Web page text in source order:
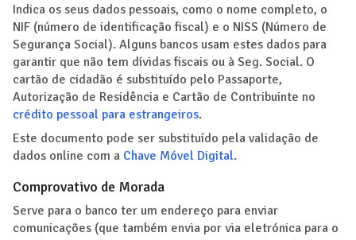
Indica os seus dados pessoais, como o nome completo, o
NIF (número de identificação fiscal) e o NISS (Número de
Segurança Social). Alguns bancos usam estes dados para
garantir que não tem dívidas fiscais ou à Seg. Social. O
cartão de cidadão é substituído pelo Passaporte,
Autorização de Residência e Cartão de Contribuinte no
crédito pessoal para estrangeiros.
Este documento pode ser substituído pela validação de
dados online com a Chave Móvel Digital.
Comprovativo de Morada
Serve para o banco ter um endereço para enviar
comunicações (que também envia por via eletrónica para o